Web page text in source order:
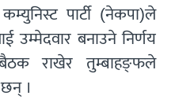
पार्टी (नेकपा)ले
उम्मेदवार बनाउने निर्णय
राखेर तुम्बाहङ्फले
।